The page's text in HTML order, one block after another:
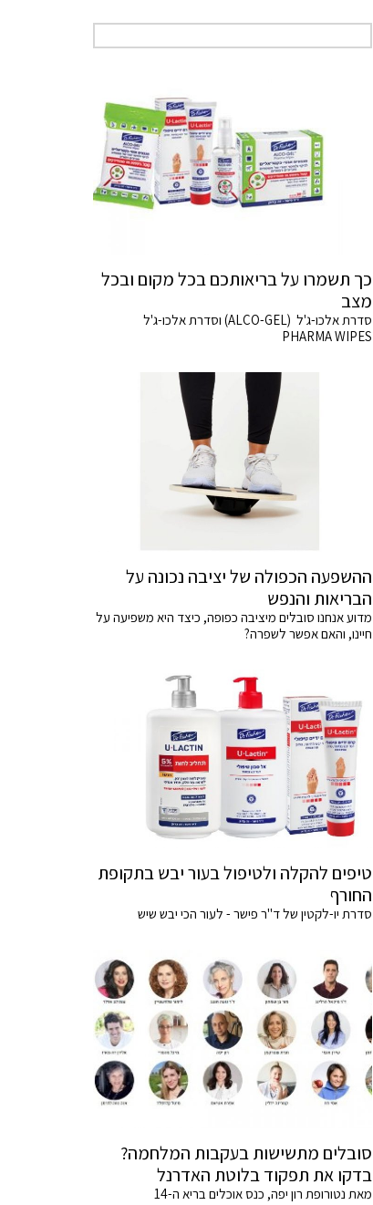
כך תשמרו על בריאותכם בכל מקום ובכל
מצב
סדרת אלכו-ג'ל (ALCO-GEL) וסדרת אלכו-ג'ל
PHARMA WIPES
ההשפעה הכפולה של יציבה נכונה על
הבריאות והנפש
מדוע אנחנו סובלים מיציבה כפופה, כיצד היא משפיעה על
חיינו, והאם אפשר לשפרה?
טיפים להקלה ולטיפול בעור יבש בתקופת
החורף
סדרת יו-לקטין של ד"ר פישר - לעור הכי יבש שיש
סובלים מתשישות בעקבות המלחמה?
בדקו את תפקוד בלוטת האדרנל
מאת נטורופת רון יפה, כנס אוכלים בריא ה-14